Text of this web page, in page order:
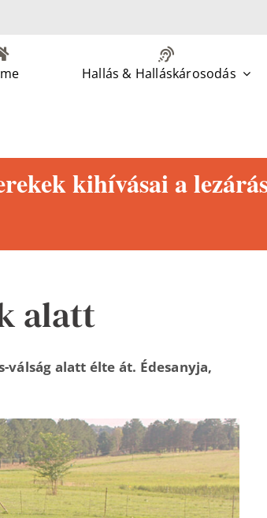
Hallás & Halláskárosodás
kihívásai a
alatt
alatt élte át. Édesanyja,